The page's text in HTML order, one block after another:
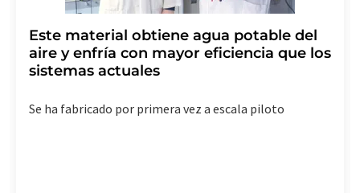
Este material obtiene agua potable del
aire y enfría con mayor eficiencia que los
sistemas actuales
Se ha fabricado por primera vez a escala piloto